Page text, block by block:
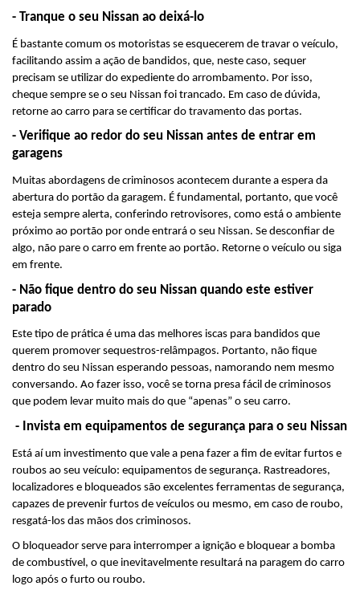
- Tranque o seu Nissan ao deixá-lo
É bastante comum os motoristas se esquecerem de travar o veículo,
facilitando assim a ação de bandidos, que, neste caso, sequer
precisam se utilizar do expediente do arrombamento. Por isso,
cheque sempre se o seu Nissan foi trancado. Em caso de dúvida,
retorne ao carro para se certificar do travamento das portas.
- Verifique ao redor do seu Nissan antes de entrar em
garagens
Muitas abordagens de criminosos acontecem durante a espera da
abertura do portão da garagem. É fundamental, portanto, que você
esteja sempre alerta, conferindo retrovisores, como está o ambiente
próximo ao portão por onde entrará o seu Nissan. Se desconfiar de
algo, não pare o carro em frente ao portão. Retorne o veículo ou siga
em frente.
- Não fique dentro do seu Nissan quando este estiver
parado
Este tipo de prática é uma das melhores iscas para bandidos que
querem promover sequestros-relâmpagos. Portanto, não fique
dentro do seu Nissan esperando pessoas, namorando nem mesmo
conversando. Ao fazer isso, você se torna presa fácil de criminosos
que podem levar muito mais do que “apenas” o seu carro.
- Invista em equipamentos de segurança para o seu Nissan
Está aí um investimento que vale a pena fazer a fim de evitar furtos e
roubos ao seu veículo: equipamentos de segurança. Rastreadores,
localizadores e bloqueados são excelentes ferramentas de segurança,
capazes de prevenir furtos de veículos ou mesmo, em caso de roubo,
resgatá-los das mãos dos criminosos.
O bloqueador serve para interromper a ignição e bloquear a bomba
de combustível, o que inevitavelmente resultará na paragem do carro
logo após o furto ou roubo.